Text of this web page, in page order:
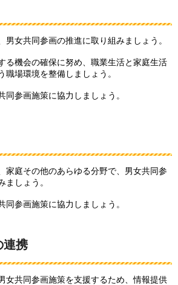
男女共同参画の推進に取り組みましょう。
る機会の確保に努め、職業生活と家庭生活
職場環境を整備しましょう。
同参画施策に協力しましょう。
家庭その他のあらゆる分野で、男女共同参
ましょう。
同参画施策に協力しましょう。
連携
女共同参画施策を支援するため、情報提供